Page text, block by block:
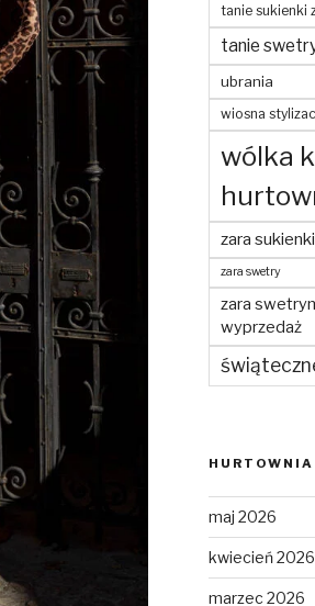
tanie sukienki
tanie
ubrania
wiosna
wólka
zara sukienki
zara swetry
zara
wyprzedaż
maj 2026
kwiecień 2026
marzec 2026